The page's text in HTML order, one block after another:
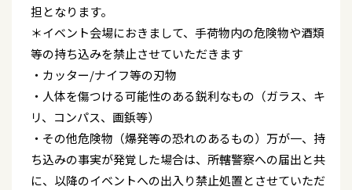
担となります。
＊イベント会場におきまして、手荷物内の危険物や酒類
等の持ち込みを禁止させていただきます
・カッター/ナイフ等の刃物
・人体を傷つける可能性のある鋭利なもの（ガラス、キ
リ、コンパス、画鋲等）
・その他危険物（爆発等の恐れのあるもの）万が一、持
ち込みの事実が発覚した場合は、所轄警察への届出と共
に、以降のイベントへの出入り禁止処置とさせていただ